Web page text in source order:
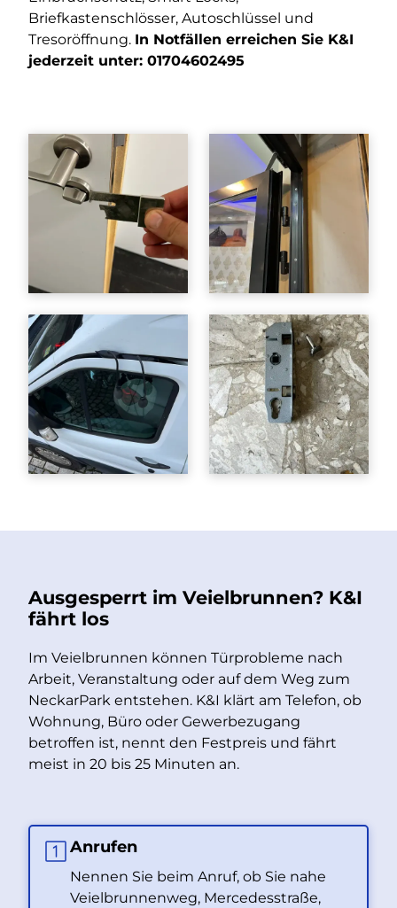
Briefkastenschlösser, Autoschlüssel und
Tresoröffnung. In Notfällen erreichen Sie K&I
jederzeit unter:01704602495
Ausgesperrt im Veielbrunnen? K&I
fährt los
Im Veielbrunnen können Türprobleme nach
Arbeit, Veranstaltung oder auf dem Weg zum
NeckarPark entstehen. K&I klärt am Telefon, ob
Wohnung, Büro oder Gewerbezugang
betroffen ist, nennt den Festpreis und fährt
meist in 20 bis 25 Minuten an.
Anrufen
Nennen Sie beim Anruf, ob Sie nahe
Veielbrunnenweg, Mercedesstraße,